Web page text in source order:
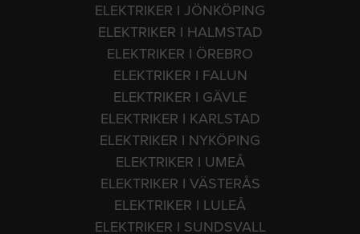
ELEKTRIKER I JÖNKÖPING
ELEKTRIKER I HALMSTAD
ELEKTRIKER I ÖREBRO
ELEKTRIKER I FALUN
ELEKTRIKER I GÄVLE
ELEKTRIKER I KARLSTAD
ELEKTRIKER I NYKÖPING
ELEKTRIKER I UMEÅ
ELEKTRIKER I VÄSTERÅS
ELEKTRIKER I LULEÅ
ELEKTRIKER I SUNDSVALL